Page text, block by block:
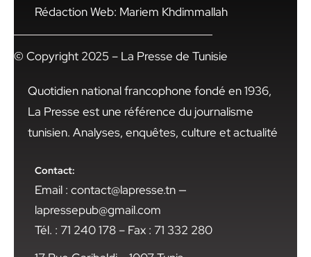
Rédaction Web: Mariem Khdimmallah
© Copyright 2025 – La Presse de Tunisie
Quotidien national francophone fondé en 1936,
La Presse est une référence du journalisme
tunisien. Analyses, enquêtes, culture et actualité
Contact:
Email : contact@lapresse.tn —
lapressepub@gmail.com
Tél. : 71 240 178 – Fax : 71 332 280